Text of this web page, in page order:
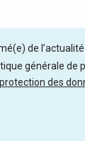
de
générale
des